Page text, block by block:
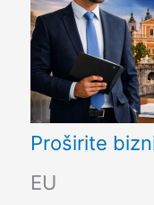
Proširite
EU